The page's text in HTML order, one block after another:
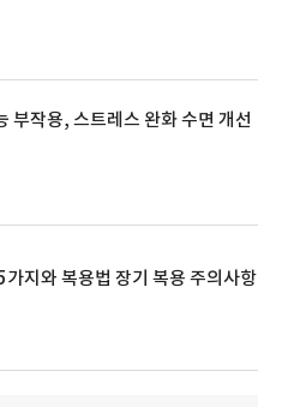
부작용, 스트레스 완화 수면 개선
가지와 복용법 장기 복용 주의사항